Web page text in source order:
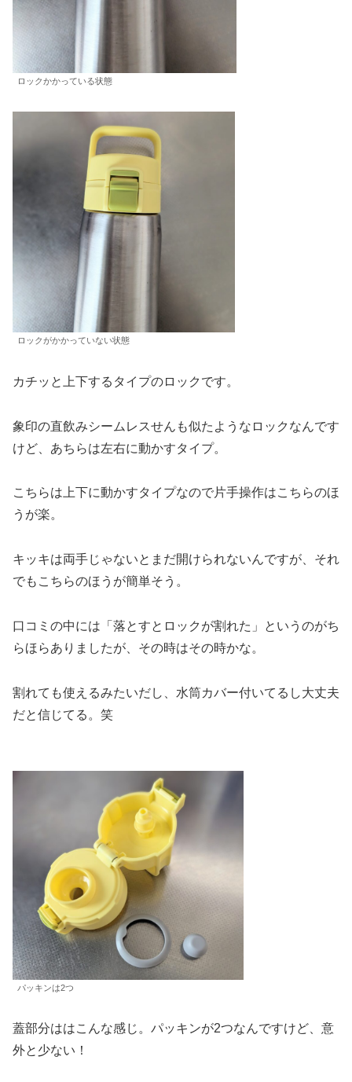
ロックかかっている状態
ロックがかかっていない状態
カチッと上下するタイプのロックです。
象印の直飲みシームレスせんも似たようなロックなんです
けど、あちらは左右に動かすタイプ。
こちらは上下に動かすタイプなので片手操作はこちらのほ
うが楽。
キッキは両手じゃないとまだ開けられないんですが、それ
でもこちらのほうが簡単そう。
口コミの中には「落とすとロックが割れた」というのがち
らほらありましたが、その時はその時かな。
割れても使えるみたいだし、水筒カバー付いてるし大丈夫
だと信じてる。笑
パッキンは2つ
蓋部分ははこんな感じ。パッキンが2つなんですけど、意
外と少ない！